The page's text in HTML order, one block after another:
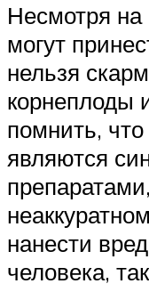
Несмотря на
могут
нельзя
корнеплоды
помнить,
являются
нанести
человека,